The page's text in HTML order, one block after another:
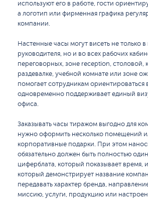
используют его в работе, гости
а логотип или фирменная графика
компании.
Настенные часы могут висеть не только в
руководителя, но и во всех рабочих
переговорных, зоне reception, столовой,
раздевалке, учебной комнате или зоне
помогает сотрудникам ориентироваться
одновременно поддерживает единый
офиса.
Заказывать часы тиражом выгодно для
нужно оформить несколько помещений
корпоративные подарки. При этом
обязательно должен быть полностью
циферблата, который показывает время,
который демонстрирует название
передавать характер бренда,
миссию, услуги, продукцию или